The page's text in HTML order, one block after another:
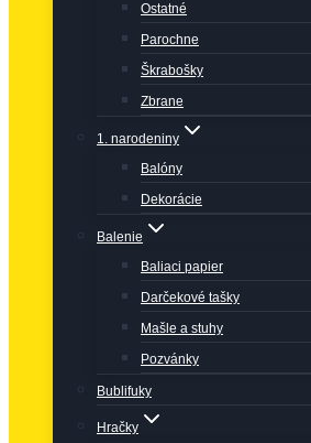
Ostatné
Parochne
Škrabošky
Zbrane
1. narodeniny
Balóny
Dekorácie
Balenie
Baliaci papier
Darčekové tašky
Mašle a stuhy
Pozvánky
Bublifuky
Hračky